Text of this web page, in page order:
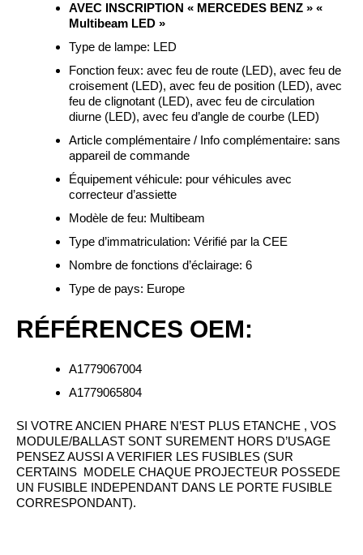
AVEC INSCRIPTION « MERCEDES BENZ » «
Multibeam LED »
Type de lampe: LED
Fonction feux: avec feu de route (LED), avec feu de
croisement (LED), avec feu de position (LED), avec
feu de clignotant (LED), avec feu de circulation
diurne (LED), avec feu d’angle de courbe (LED)
Article complémentaire / Info complémentaire: sans
appareil de commande
Équipement véhicule: pour véhicules avec
correcteur d’assiette
Modèle de feu: Multibeam
Type d’immatriculation: Vérifié par la CEE
Nombre de fonctions d’éclairage: 6
Type de pays: Europe
RÉFÉRENCES OEM:
A1779067004
A1779065804
SI VOTRE ANCIEN PHARE N’EST PLUS ETANCHE , VOS
MODULE/BALLAST SONT SUREMENT HORS D’USAGE
PENSEZ AUSSI A VERIFIER LES FUSIBLES (SUR
CERTAINS MODELE CHAQUE PROJECTEUR POSSEDE
UN FUSIBLE INDEPENDANT DANS LE PORTE FUSIBLE
CORRESPONDANT).